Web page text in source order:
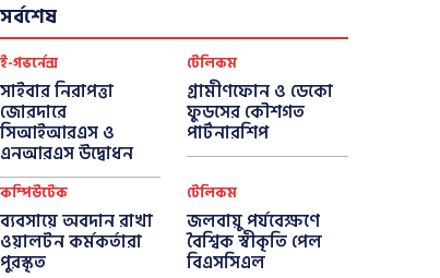
সর্বশেষ
ই-গভর্নেন্স
সাইবার নিরাপত্তা
জোরদারে
সিআইআরএস ও
এনআরএস উদ্বোধন
টেলিকম
গ্রামীণফোন ও ডেকো
ফুডসের কৌশগত
পার্টনারশিপ
কম্পিউটেক
ব্যবসায়ে অবদান রাখা
ওয়ালটন কর্মকর্তারা
পুরস্কৃত
টেলিকম
জলবায়ু পর্যবেক্ষণে
বৈশ্বিক স্বীকৃতি পেল
বিএসসিএল